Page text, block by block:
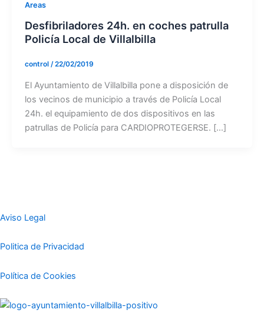
Areas
Desfibriladores 24h. en coches patrulla
Policía Local de Villalbilla
control /22/02/2019
El Ayuntamiento de Villalbilla pone a disposición de
los vecinos de municipio a través de Policía Local
24h. el equipamiento de dos dispositivos en las
patrullas de Policía para CARDIOPROTEGERSE. […]
Aviso Legal
Politica de Privacidad
Política de Cookies